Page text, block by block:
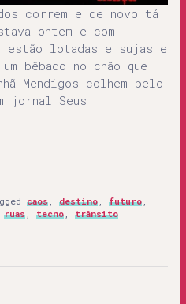
correm e de novo tá
ontem e com
estão lotadas e sujas e
bêbado no chão que
Mendigos colhem pelo
jornal Seus
caos destino futuro
ruas tecno
trânsito